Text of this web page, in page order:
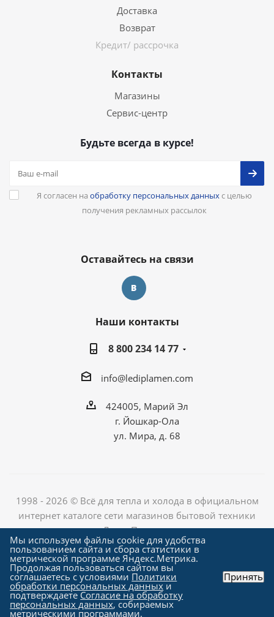
Доставка
Возврат
Кредит/ рассрочка
Контакты
Магазины
Сервис-центр
Будьте всегда в курсе!
Я согласен на обработку персональных данныхс целью
получения рекламных рассылок
Оставайтесь на связи
Наши контакты
8 800 234 14 77
info@lediplamen.com
424005, Марий Эл
г. Йошкар-Ола
ул. Мира, д. 68
1998 - 2026 © Всё для тепла и холода в официальном
интернет каталоге сети магазинов бытовой техники
«Лед и Пламень»
Создание сайта компания
"Алроникс"
Мы используем файлы cookie для удобства
пользованием сайта и сбора статистики в
метрической программе Яндекс.Метрика.
Продолжая пользоваться сайтом вы
соглашаетесь с условиями Политики
обработки персональных данных и
подтверждаете Согласие на обработку
персональных данных, собираемых
метрическими программами.
Принять